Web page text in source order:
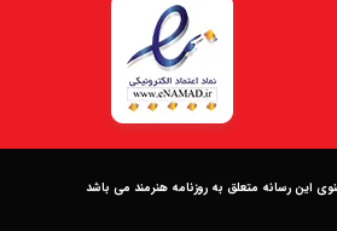
این رسانه متعلق به روزنامه هنرمند می باشد